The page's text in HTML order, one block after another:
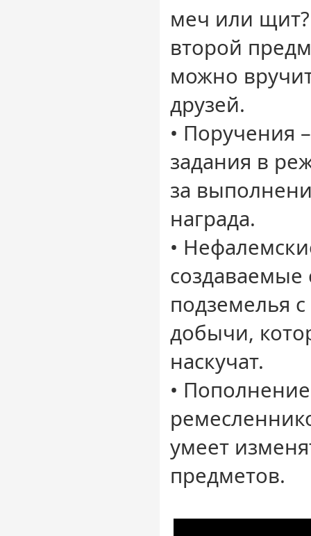
меч или щит?
второй
можно
друзей.
• Поручения
задания в
за
награда.
•
подземелья
добычи,
наскучат.
•
умеет
предметов.